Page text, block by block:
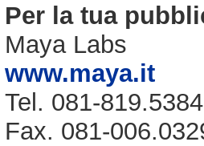
Per la tua
Maya Labs
www.maya.it
Tel. 081-819.5384
Fax. 081-